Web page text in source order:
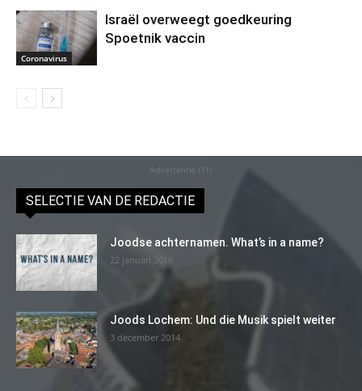
Coronavirus
Israël overweegt goedkeuring
Spoetnik vaccin
Advertentie (11)
SELECTIE VAN DE REDACTIE
Joodse achternamen. What’s in a name?
22 januari 2016
Joods Lochem: Und die Musik spielt weiter
3 december 2014